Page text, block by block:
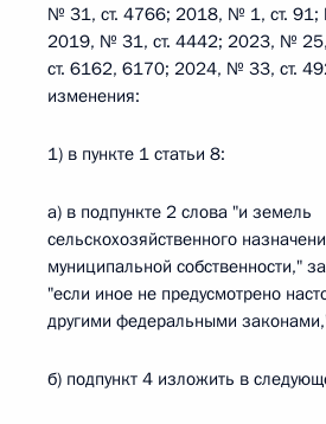
№ 31, ст. 4766; 2018, № 1, ст. 91;
2019, № 31, ст. 4442; 2023, №
ст. 6162, 6170; 2024, № 33, ст.
изменения:
1) в пункте 1 статьи 8:
а) в подпункте 2 слова "и земель
сельскохозяйственного
муниципальной собственности,"
"если иное не предусмотрено
другими федеральными
б) подпункт 4 изложить в